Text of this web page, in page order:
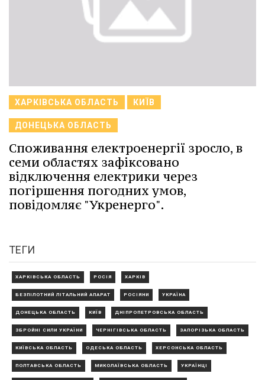
ХАРКІВСЬКА ОБЛАСТЬ КИЇВ
ДОНЕЦЬКА ОБЛАСТЬ
Споживання електроенергії зросло, в
семи областях зафіксовано
відключення електрики через
погіршення погодних умов,
повідомляє "Укренерго".
ТЕГИ
ХАРКІВСЬКА ОБЛАСТЬ РОСІЯ ХАРКІВ
БЕЗПІЛОТНИЙ ЛІТАЛЬНИЙ АПАРАТ РОСІЯНИ УКРАЇНА
ДОНЕЦЬКА ОБЛАСТЬ КИЇВ ДНІПРОПЕТРОВСЬКА ОБЛАСТЬ
ЗБРОЙНІ СИЛИ УКРАЇНИ ЧЕРНІГІВСЬКА ОБЛАСТЬ ЗАПОРІЗЬКА ОБЛАСТЬ
КИЇВСЬКА ОБЛАСТЬ ОДЕСЬКА ОБЛАСТЬ ХЕРСОНСЬКА ОБЛАСТЬ
ПОЛТАВСЬКА ОБЛАСТЬ МИКОЛАЇВСЬКА ОБЛАСТЬ УКРАЇНЦІ